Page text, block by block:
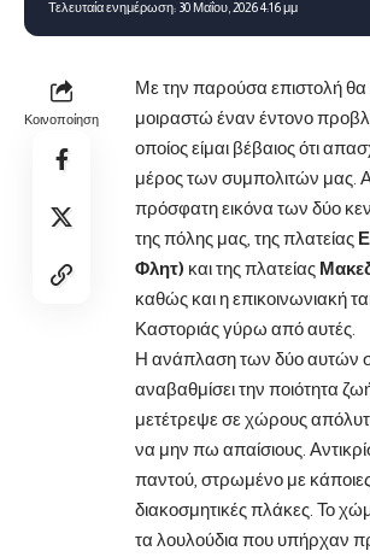
Τελευταία ενημέρωση: 30 Μαΐου, 2026 4:16 μμ
Κοινοποίηση
Με την παρούσα επιστολή θα
μοιραστώ έναν έντονο
οποίος είμαι βέβαιος ότι
μέρος των συμπολιτών μας.
πρόσφατη εικόνα των δύο
της πόλης μας, της πλατείας
Φλητ) και της πλατείας
καθώς και η επικοινωνιακή
Καστοριάς γύρω από αυτές.
Η ανάπλαση των δύο αυτών
αναβαθμίσει την ποιότητα
μετέτρεψε σε χώρους
να μην πω απαίσιους.
παντού, στρωμένο με
διακοσμητικές πλάκες. Το
τα λουλούδια που υπήρχαν